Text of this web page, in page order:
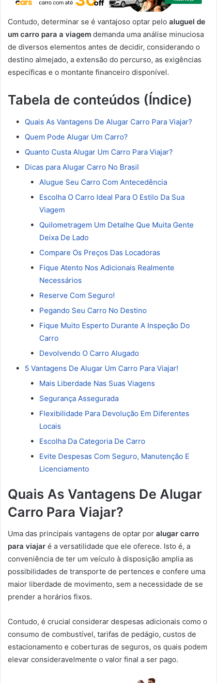
Contudo, determinar se é vantajoso optar pelo aluguel de
um carro para a viagem demanda uma análise minuciosa
de diversos elementos antes de decidir, considerando o
destino almejado, a extensão do percurso, as exigências
específicas e o montante financeiro disponível.
Tabela de conteúdos (Índice)
Quais As Vantagens De Alugar Carro Para Viajar?
Quem Pode Alugar Um Carro?
Quanto Custa Alugar Um Carro Para Viajar?
Dicas para Alugar Carro No Brasil
Alugue Seu Carro Com Antecedência
Escolha O Carro Ideal Para O Estilo Da Sua
Viagem
Quilometragem Um Detalhe Que Muita Gente
Deixa De Lado
Compare Os Preços Das Locadoras
Fique Atento Nos Adicionais Realmente
Necessários
Reserve Com Seguro!
Pegando Seu Carro No Destino
Fique Muito Esperto Durante A Inspeção Do
Carro
Devolvendo O Carro Alugado
5 Vantagens De Alugar Um Carro Para Viajar!
Mais Liberdade Nas Suas Viagens
Segurança Assegurada
Flexibilidade Para Devolução Em Diferentes
Locais
Escolha Da Categoria De Carro
Evite Despesas Com Seguro, Manutenção E
Licenciamento
Quais As Vantagens De Alugar
Carro Para Viajar?
Uma das principais vantagens de optar por alugar carro
para viajar é a versatilidade que ele oferece. Isto é, a
conveniência de ter um veículo à disposição amplia as
possibilidades de transporte de pertences e confere uma
maior liberdade de movimento, sem a necessidade de se
prender a horários fixos.
Contudo, é crucial considerar despesas adicionais como o
consumo de combustível, tarifas de pedágio, custos de
estacionamento e coberturas de seguros, os quais podem
elevar consideravelmente o valor final a ser pago.